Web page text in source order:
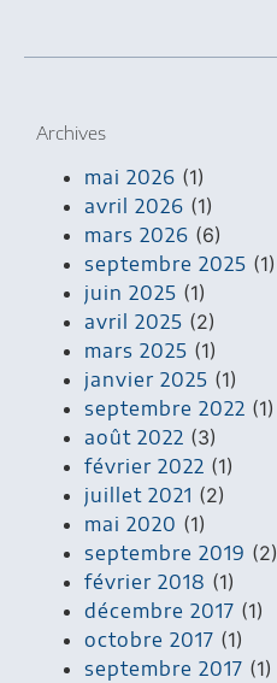
Archives
mai 2026 (1)
avril 2026 (1)
mars 2026 (6)
septembre 2025 (1)
juin 2025 (1)
avril 2025 (2)
mars 2025 (1)
janvier 2025 (1)
septembre 2022 (1)
août 2022 (3)
février 2022 (1)
juillet 2021 (2)
mai 2020 (1)
septembre 2019 (2)
février 2018 (1)
décembre 2017 (1)
octobre 2017 (1)
septembre 2017 (1)